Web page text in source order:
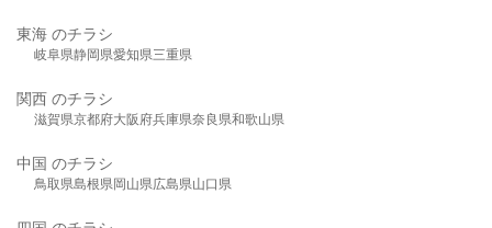
東海 のチラシ
岐阜県静岡県愛知県三重県
関西 のチラシ
滋賀県京都府大阪府兵庫県奈良県和歌山県
中国 のチラシ
鳥取県島根県岡山県広島県山口県